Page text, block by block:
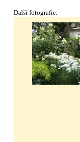
Další fotografie: